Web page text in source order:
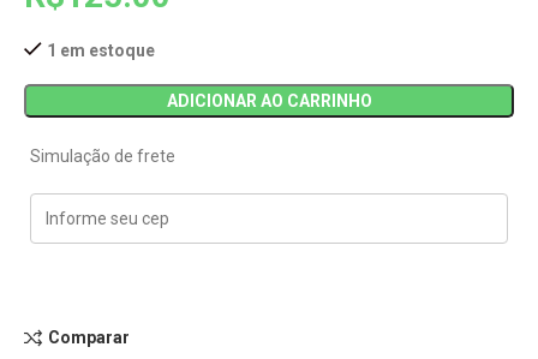
1 em estoque
ADICIONAR AO CARRINHO
Simulação de frete
Comparar